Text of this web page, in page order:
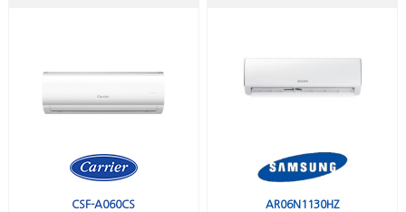
CSF-A060CS AR06N1130HZ